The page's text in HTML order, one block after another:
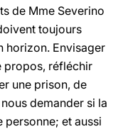
de Mme Severino
toujours
horizon. Envisager
propos, réfléchir
une prison, de
demander si la
personne; et aussi